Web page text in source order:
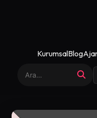
KurumsalBlog